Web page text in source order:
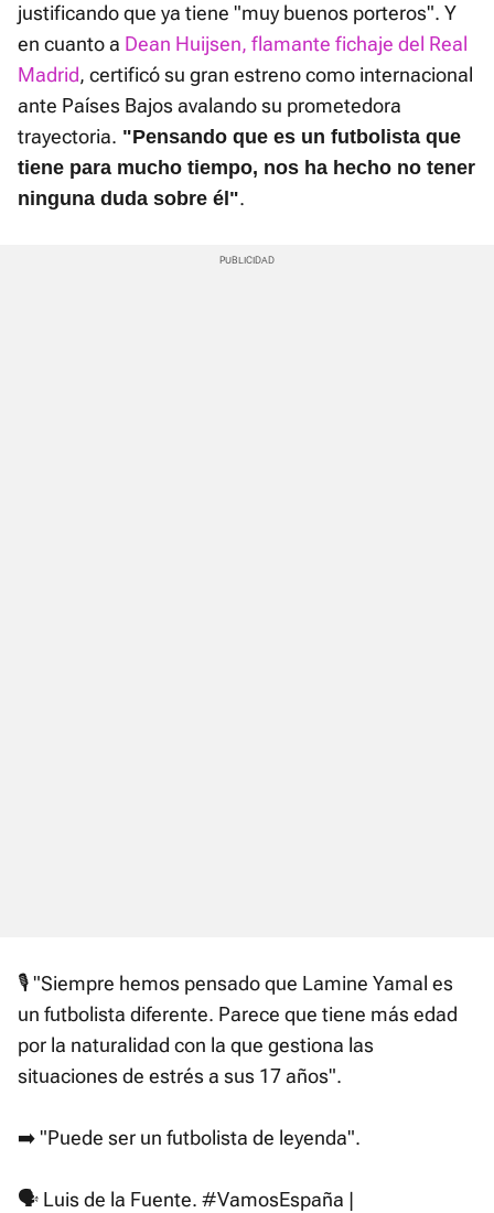
justificando que ya tiene "muy buenos porteros". Y
en cuanto a Dean Huijsen, flamante fichaje del Real
Madrid, certificó su gran estreno como internacional
ante Países Bajos avalando su prometedora
trayectoria. "Pensando que es un futbolista que
tiene para mucho tiempo, nos ha hecho no tener
ninguna duda sobre él".
🎙️ "Siempre hemos pensado que Lamine Yamal es
un futbolista diferente. Parece que tiene más edad
por la naturalidad con la que gestiona las
situaciones de estrés a sus 17 años".
➡️ "Puede ser un futbolista de leyenda".
🗣️ Luis de la Fuente. #VamosEspaña |